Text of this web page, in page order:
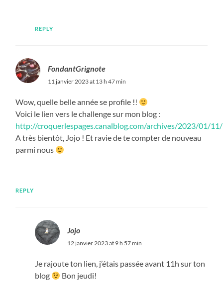
REPLY
FondantGrignote
11 janvier 2023 at 13 h 47 min
Wow, quelle belle année se profile !!
Voici le lien vers le challenge sur mon blog :
http://croquerlespages.canalblog.com/archives/2023/01/
A très bientôt, Jojo ! Et ravie de te compter de nouveau
parmi nous
REPLY
Jojo
12 janvier 2023 at 9 h 57 min
Je rajoute ton lien, j’étais passée avant 11h sur ton
blog
Bon jeudi!